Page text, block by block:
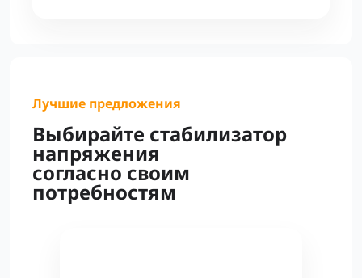
Лучшие предложения
Выбирайте стабилизатор
напряжения
согласно своим
потребностям